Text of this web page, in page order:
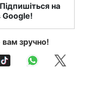
на
Google!
зручно!